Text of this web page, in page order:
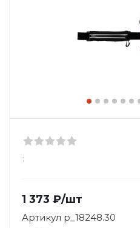
:
1 373 ₽/шт
Артикул p_18248.30